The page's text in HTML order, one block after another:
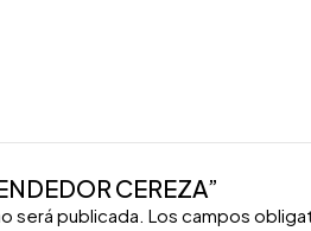
CEREZA”
será publicada. Los campos